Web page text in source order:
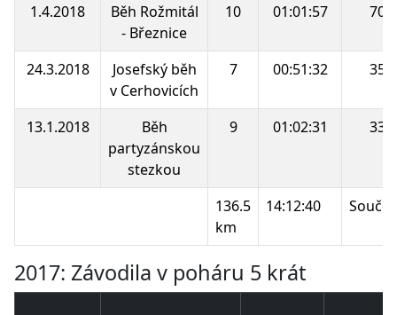
1.4.2018
Běh Rožmitál
- Březnice
10 01:01:57 70.
24.3.2018
Josefský běh
v Cerhovicích
7 00:51:32 35.
13.1.2018
Běh
partyzánskou
stezkou
9 01:02:31 33.
136.5
km
14:12:40
2017: Závodila v poháru 5 krát